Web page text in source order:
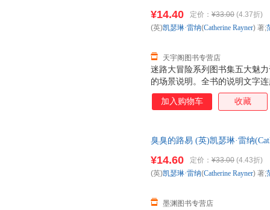
迷路大冒险系列图书集五大魅
的场景说明。全书的说明文字
跟着迷宫一起捉迷藏。 2. 每个
据箭头的指示和迷宫规则，找
很多知识谜题，由浅入深，目
幅图里的都会配有各种知识的
都附上了名称，可以让孩子们
¥14.40 定价： ¥33.00 (4.37折)
天宇阁图书专营店
(英)凯瑟琳·雷纳(Catherine Rayner) 著;
加入购物车 收藏
臭臭的路易 (英)凯瑟琳·雷纳
¥14.60 定价： ¥33.00 (4.43折)
墨渊图书专营店
(英)凯瑟琳·雷纳(Catherine Rayner) 著;